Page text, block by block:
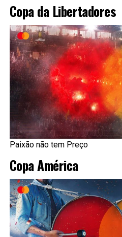
Copa da Libertadores
Paixão não tem Preço
Copa América